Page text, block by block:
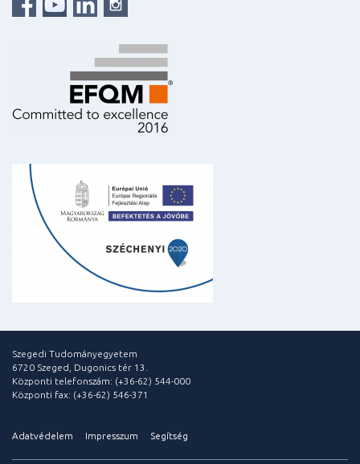
Szegedi Tudományegyetem
6720 Szeged, Dugonics tér 13.
Központi telefonszám: (+36-62) 544-000
Központi fax: (+36-62) 546-371
Adatvédelem Impresszum Segítség